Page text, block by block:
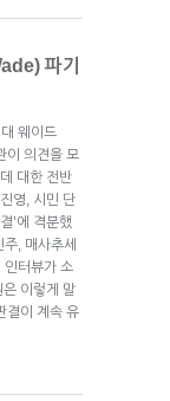
파기
웨이드
이 의견을 모
대한 전반
영, 시민 단
’에 격분했
, 매사추세
인터뷰가 소
이렇게 말
결이 계속 유